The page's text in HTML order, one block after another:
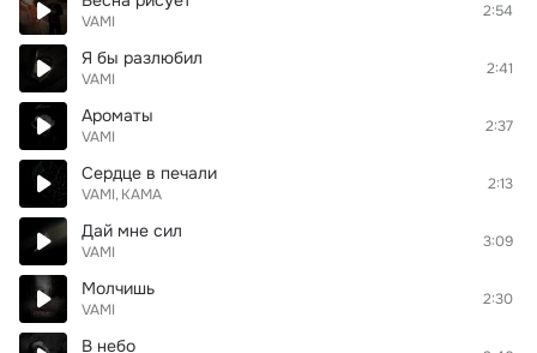
VAMI
2:54
Я бы разлюбил
VAMI
2:41
Ароматы
VAMI
2:37
Сердце в печали
VAMI КАМА
2:13
Дай мне сил
VAMI
3:09
Молчишь
VAMI
2:30
В небо